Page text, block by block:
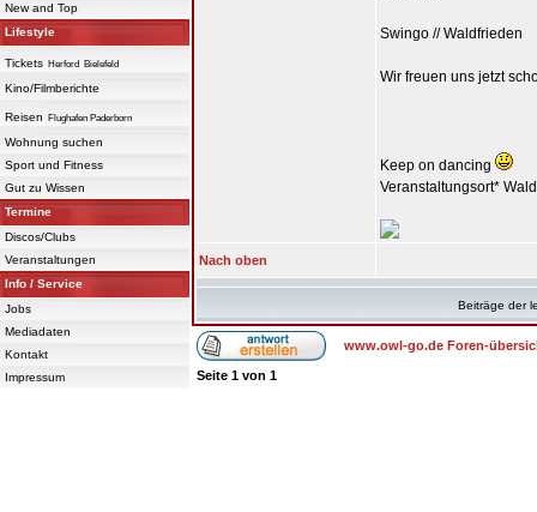
New and Top
Lifestyle
Tickets Herford Bielefeld
Kino/Filmberichte
Reisen Flughafen Paderborn
Wohnung suchen
Sport und Fitness
Gut zu Wissen
Termine
Discos/Clubs
Veranstaltungen
Info / Service
Jobs
Mediadaten
Kontakt
Impressum
Swingo // Waldfrieden
Wir freuen uns jetzt
Keep on dancing
Veranstaltungsort*
Nach oben
Beiträge der
www.owl-go.de Foren-
Seite 1 von 1